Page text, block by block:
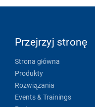
Przejrzyj stronę
Strona główna
Produkty
Rozwiązania
Events & Trainings